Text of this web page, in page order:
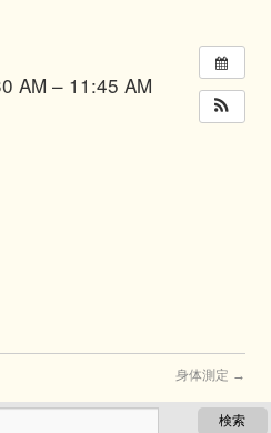
AM – 11:45 AM
身体測定 →